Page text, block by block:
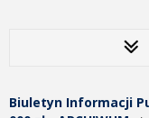
Biuletyn Informacji